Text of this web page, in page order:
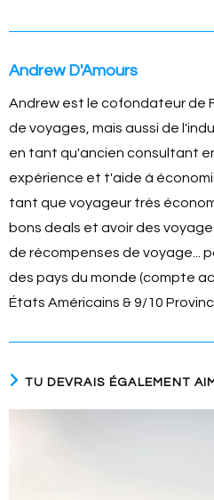
Andrew D'Amours
Andrew est le cofondateur de
de voyages, mais aussi de
en tant qu'ancien consultant
expérience et t'aide à
tant que voyageur très
bons deals et avoir des
de récompenses de voyage...
des pays du monde (compte
États Américains & 9/10
TU DEVRAIS ÉGALEMENT